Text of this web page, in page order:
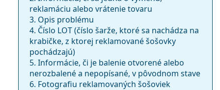
reklamáciu alebo vrátenie tovaru
3. Opis problému
4. Číslo LOT (číslo šarže, ktoré sa nachádza na
krabičke, z ktorej reklamované šošovky
pochádzajú)
5. Informácie, či je balenie otvorené alebo
nerozbalené a nepopísané, v pôvodnom stave
6. Fotografiu reklamovaných šošoviek